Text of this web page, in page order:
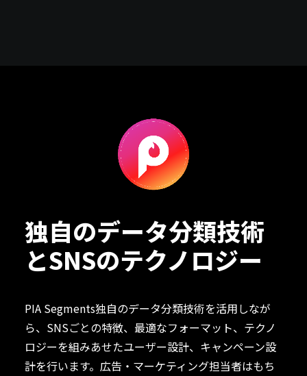
独自のデータ分類技術
とSNSのテクノロジー
PIA Segments独自のデータ分類技術を活用しなが
ら、SNSごとの特徴、最適なフォーマット、テクノ
ロジーを組みあせたユーザー設計、キャンペーン設
計を行います。広告・マーケティング担当者はもち